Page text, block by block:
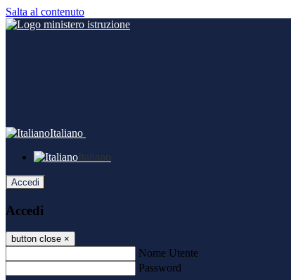
Salta al contenuto
Italiano
Italiano
Accedi
Accedi
button close ×
Nome Utente
Password